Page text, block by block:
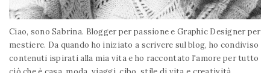
Ciao, sono Sabrina. Blogger per passione e Graphic Designer per
mestiere. Da quando ho iniziato a scrivere sul blog, ho condiviso
contenuti ispirati alla mia vita e ho raccontato l'amore per tutto